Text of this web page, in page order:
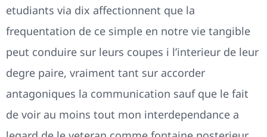
etudiants via dix affectionnent que la
frequentation de ce simple en notre vie tangible
peut conduire sur leurs coupes i l’interieur de leur
degre paire, vraiment tant sur accorder
antagoniques la communication sauf que le fait
de voir au moins tout mon interdependance a